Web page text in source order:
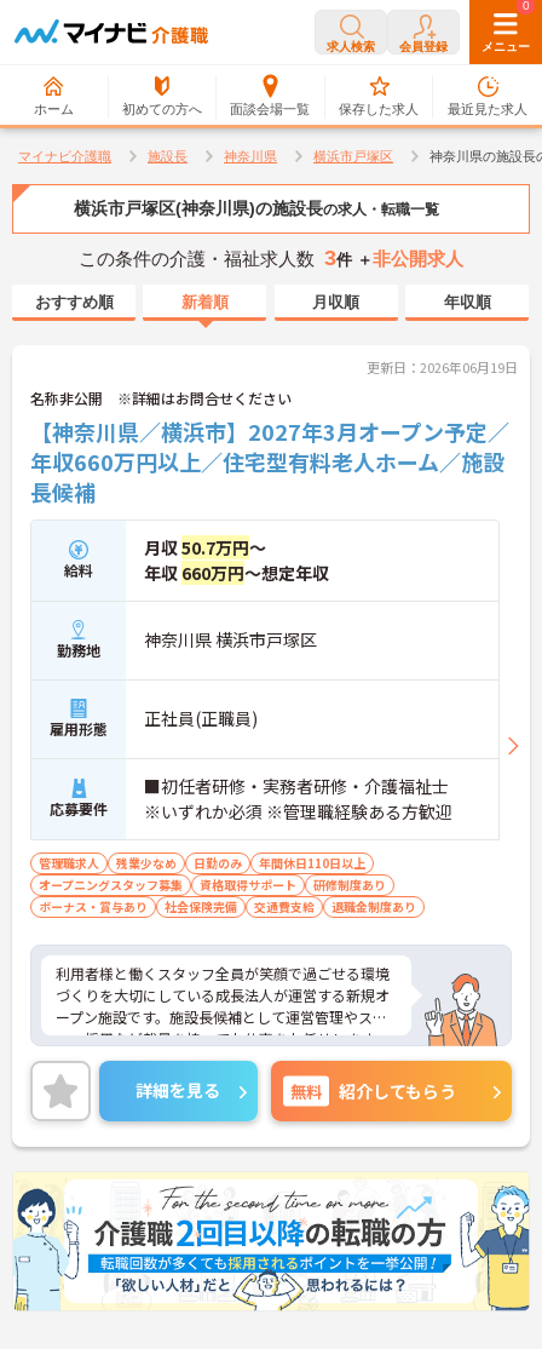
求人検索 会員登録 メニュー
ホーム 初めての方へ 面談会場一覧
0
保存した求人
0
最近見た求人
マイナビ介護職 施設長 神奈川県 横浜市戸塚区 神奈川県の施設長
横浜市戸塚区(神奈川県)の施設長の求人・転職一覧
この条件の介護・福祉求人数 3件 ＋非公開求人
おすすめ順 新着順 月収順 年収順
更新日：2026年06月19日
名称非公開 ※詳細はお問合せください
【神奈川県／横浜市】2027年3月オープン予定／
年収660万円以上／住宅型有料老人ホーム／施設
長候補
給料
月収50.7万円～
年収 660万円～想定年収
勤務地 神奈川県 横浜市戸塚区
雇用形態 正社員(正職員)
応募要件
■初任者研修・実務者研修・介護福祉士
※いずれか必須 ※管理職経験ある方歓迎
管理職求人 残業少なめ 日勤のみ
年間休日110日以上
オープニングスタッフ募集
資格取得サポート
研修制度あり
ボーナス・賞与あり
社会保険完備 交通費支給 退職金制度あり
利用者様と働くスタッフ全員が笑顔で過ごせる環境
づくりを大切にしている成長法人が運営する新規オ
ープン施設です。施設長候補として運営管理やスタ
ッフ採用など裁量を持ってお仕事をお任せします。
入職後は既存施設での丁寧な事前研修が用意されて
おり、研修中の交通費や宿泊費も会社が負担するた
め安心してスタートできます。想定年収660万円以
上と高い給与水準に加え、決算賞与や資格取得費用
の全額補助など還元率の高さが魅力です。緊急時を
除き基本日勤のみの勤務で、年間休日110日や誕生
日休暇などお休みもしっかり確保できます。確定給
付企業年金や1食200円程度の食事補助、会員制高級
リゾートの利用など、独自の福利厚生も大変充実し
ています。有資格者の方にご自身の経験を活かしな
がら、充実した待遇のもとで新しい施設を作り上げ
るやりがいを感じていただける大変おすすめの求人
詳細を見る 無料 紹介してもらう